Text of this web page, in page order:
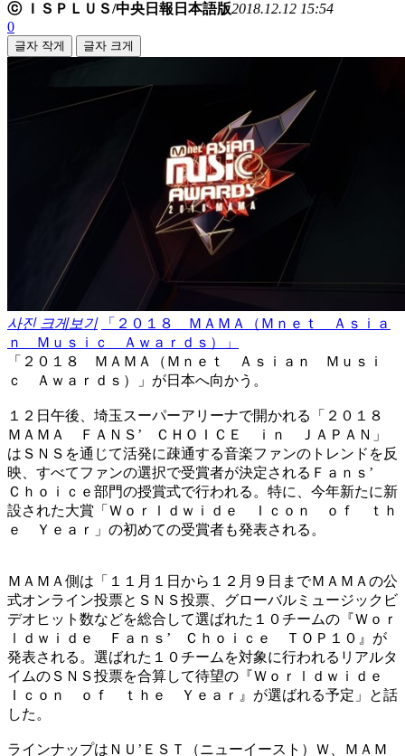
ⓒ ＩＳＰＬＵＳ/中央日報日本語版2018.12.12 15:54
0
글자 작게 글자 크게
사진 크게보기
「２０１８ ＭＡＭＡ（Ｍｎｅｔ Ａｓｉａ
ｎ Ｍｕｓｉｃ Ａｗａｒｄｓ）」
「２０１８ ＭＡＭＡ（Ｍｎｅｔ Ａｓｉａｎ Ｍｕｓｉ
ｃ Ａｗａｒｄｓ）」が日本へ向かう。
１２日午後、埼玉スーパーアリーナで開かれる「２０１８
ＭＡＭＡ ＦＡＮＳ’ ＣＨＯＩＣＥ ｉｎ ＪＡＰＡＮ」
はＳＮＳを通じて活発に疎通する音楽ファンのトレンドを反
映、すべてファンの選択で受賞者が決定されるＦａｎｓ’
Ｃｈｏｉｃｅ部門の授賞式で行われる。特に、今年新たに新
設された大賞「Ｗｏｒｌｄｗｉｄｅ Ｉｃｏｎ ｏｆ ｔｈ
ｅ Ｙｅａｒ」の初めての受賞者も発表される。
ＭＡＭＡ側は「１１月１日から１２月９日までＭＡＭＡの公
式オンライン投票とＳＮＳ投票、グローバルミュージックビ
デオヒット数などを総合して選ばれた１０チームの『Ｗｏｒ
ｌｄｗｉｄｅ Ｆａｎｓ’ Ｃｈｏｉｃｅ ＴＯＰ１０』が
発表される。選ばれた１０チームを対象に行われるリアルタ
イムのＳＮＳ投票を合算して待望の『Ｗｏｒｌｄｗｉｄｅ
Ｉｃｏｎ ｏｆ ｔｈｅ Ｙｅａｒ』が選ばれる予定」と話
した。
ラインナップはＮＵ’ＥＳＴ（ニューイースト）Ｗ、ＭＡＭ